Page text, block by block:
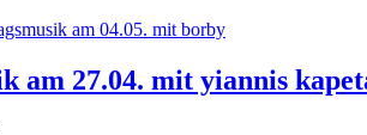
am 04.05. mit borby
am 27.04. mit yiannis